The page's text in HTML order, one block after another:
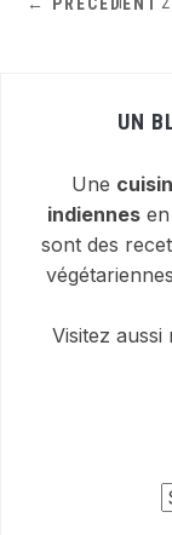
UN
Une
indiennes
sont des
Visitez aussi